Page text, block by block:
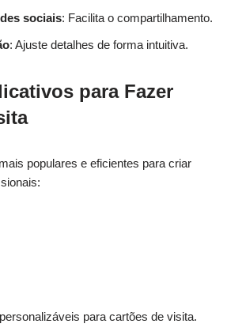
sociais: Facilita o compartilhamento.
: Ajuste detalhes de forma intuitiva.
para Fazer
populares e eficientes para criar
para cartões de visita.